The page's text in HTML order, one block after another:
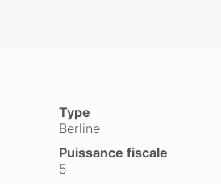
Type
Berline
Puissance fiscale
5